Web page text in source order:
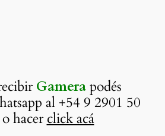
Gamerapodés
al +54 9 2901 50
hacerclick acá